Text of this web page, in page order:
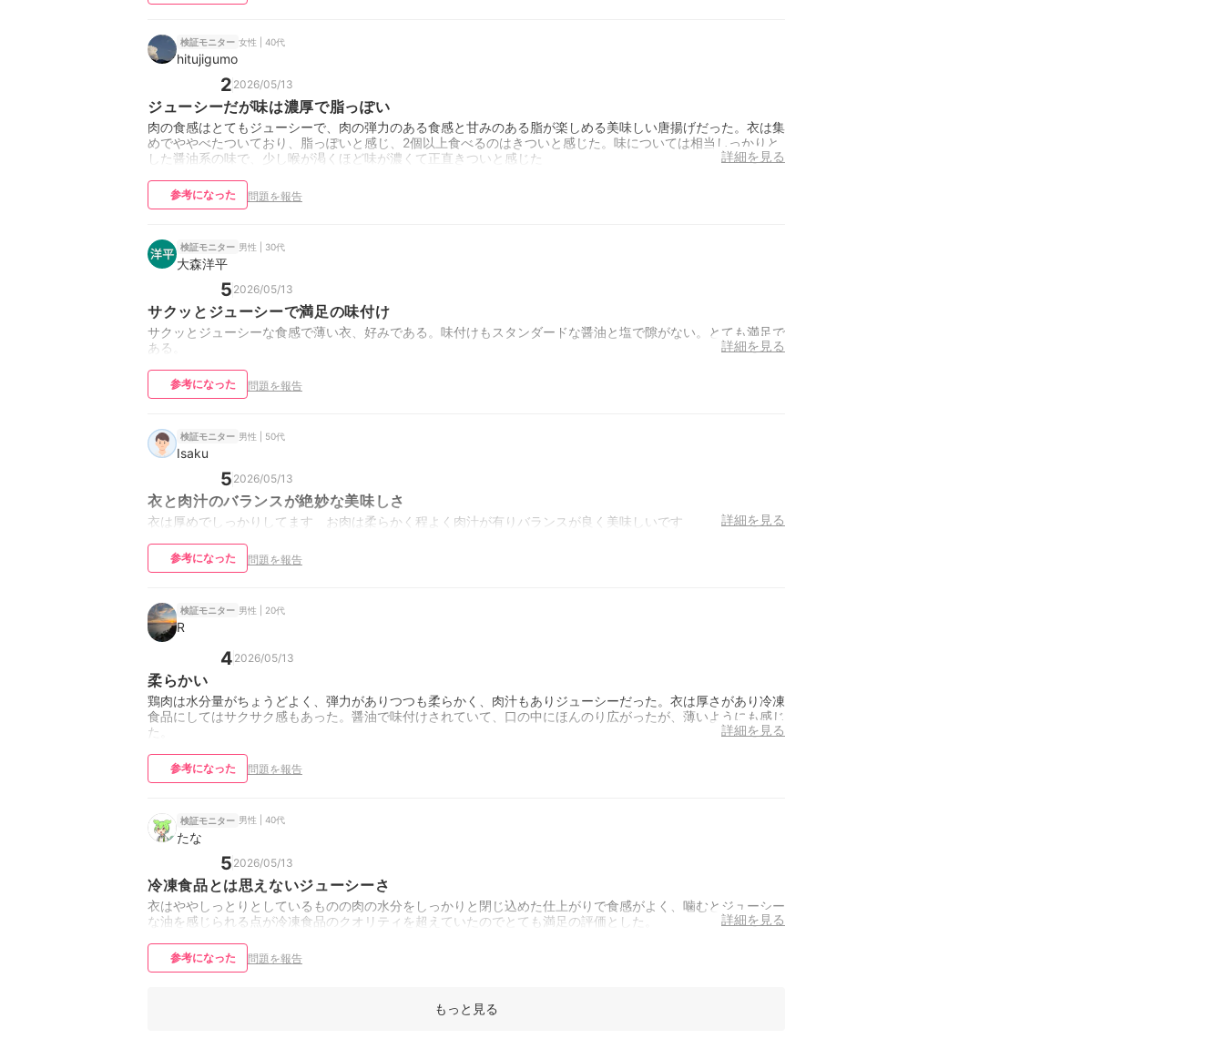
検証モニター 女性 | 40代
hitujigumo
2 2026/05/13
ジューシーだが味は濃厚で脂っぽい
肉の食感はとてもジューシーで、肉の弾力のある食感と甘みのある脂が楽しめる美味しい唐揚げだった。衣は集
めでややべたついており、脂っぽいと感じ、2個以上食べるのはきついと感じた。味については相当しっかりと
した醤油系の味で、少し喉が渇くほど味が濃くて正直きついと感じた
詳細を見る
参考になった 問題を報告
検証モニター 男性 | 30代
大森洋平
5 2026/05/13
サクッとジューシーで満足の味付け
サクッとジューシーな食感で薄い衣、好みである。味付けもスタンダードな醤油と塩で隙がない。とても満足で
ある。
詳細を見る
参考になった 問題を報告
検証モニター 男性 | 50代
Isaku
5 2026/05/13
衣と肉汁のバランスが絶妙な美味しさ
衣は厚めでしっかりしてます お肉は柔らかく程よく肉汁が有りバランスが良く美味しいです 詳細を見る
参考になった 問題を報告
検証モニター 男性 | 20代
R
4 2026/05/13
柔らかい
鶏肉は水分量がちょうどよく、弾力がありつつも柔らかく、肉汁もありジューシーだった。衣は厚さがあり冷凍
食品にしてはサクサク感もあった。醤油で味付けされていて、口の中にほんのり広がったが、薄いようにも感じ
た。
詳細を見る
参考になった 問題を報告
検証モニター 男性 | 40代
たな
5 2026/05/13
冷凍食品とは思えないジューシーさ
衣はややしっとりとしているものの肉の水分をしっかりと閉じ込めた仕上がりで食感がよく、噛むとジューシー
な油を感じられる点が冷凍食品のクオリティを超えていたのでとても満足の評価とした。
詳細を見る
参考になった 問題を報告
もっと見る